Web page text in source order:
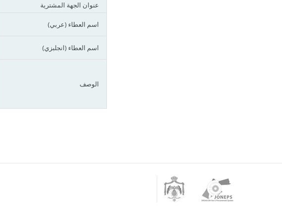
عنوان الجهة المشترية
اسم العطاء (عربي)
اسم العطاء (انجلبزي)
الوصف
Jordan
ONline
E-
Jordan
Government
logo